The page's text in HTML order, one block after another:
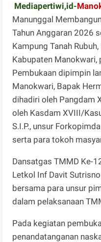
Mediapertiwi,id-
Manunggal
Tahun Anggaran 2026
Kampung Tanah
Kabupaten Manokwari,
Pembukaan dipimpin
Manokwari, Bapak
dihadiri oleh Pangdam
oleh Kasdam XVIII/
S.I.P., unsur
serta para tokoh
Dansatgas TMMD Ke-
Letkol Inf Davit
bersama para unsur
dalam pelaksanaan
Pada kegiatan
penandatanganan